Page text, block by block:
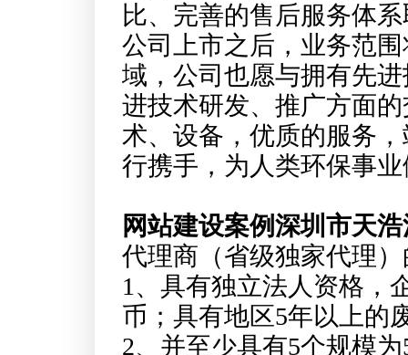
比、完善的售后服务体
公司上市之后，业务范
域，公司也愿与拥有先
进技术研发、推广方面
术、设备，优质的服务
行携手，为人类环保事
网站建设案例深圳市天
代理商（省级独家代理
1、具有独立法人资格，
币；具有地区5年以上的
2、并至少具有5个规模